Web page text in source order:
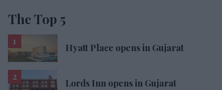
The Top 5
Hyatt Place opens in Gujarat
Lords Inn opens in Gujarat